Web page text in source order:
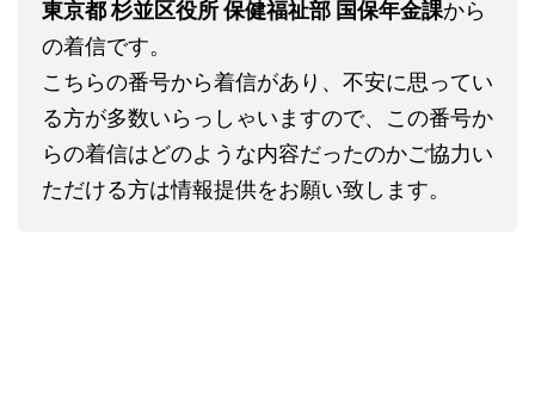
東京都 杉並区役所 保健福祉部 国保年金課から
の着信です。
こちらの番号から着信があり、不安に思ってい
る方が多数いらっしゃいますので、この番号か
らの着信はどのような内容だったのかご協力い
ただける方は情報提供をお願い致します。